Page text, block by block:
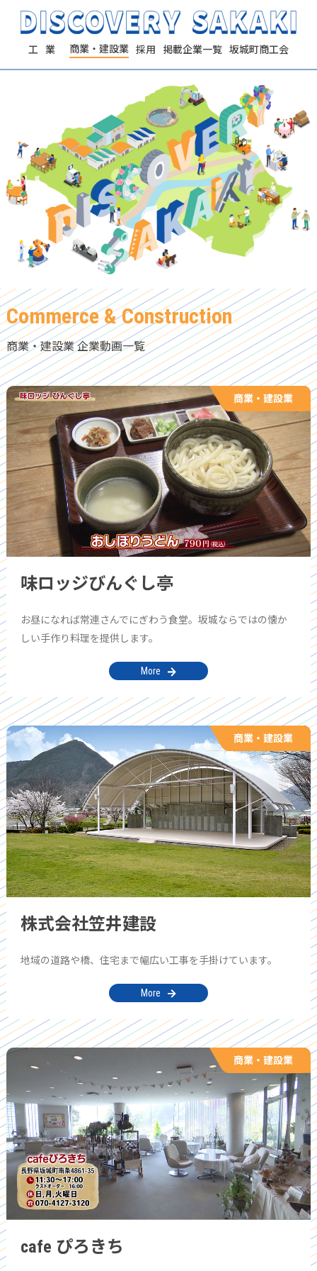
工業 商業・建設業 採用 掲載企業一覧 坂城町商工会
Commerce & Construction
商業・建設業 企業動画一覧
商業・建設業
味ロッジびんぐし亭
お昼になれば常連さんでにぎわう食堂。坂城ならではの懐か
しい手作り料理を提供します。
More
商業・建設業
株式会社笠井建設
地域の道路や橋、住宅まで幅広い工事を手掛けています。
More
商業・建設業
cafe ぴろきち